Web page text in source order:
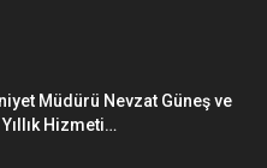
Müdürü Nevzat Güneş ve
Hizmeti…